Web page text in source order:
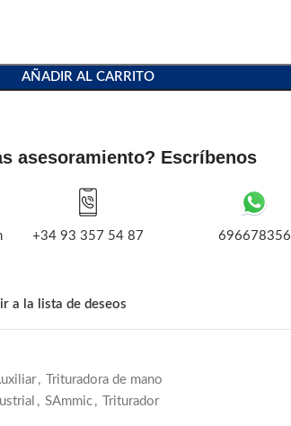
AÑADIR AL CARRITO
asesoramiento? Escríbenos
+34 93 357 54 87 696678356
a la lista de deseos
,
Trituradora de mano
, SAmmic , Triturador